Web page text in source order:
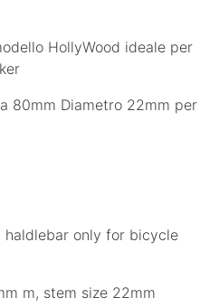
HollyWood ideale per
80mm Diametro 22mm per
only for bicycle
m, stem size 22mm